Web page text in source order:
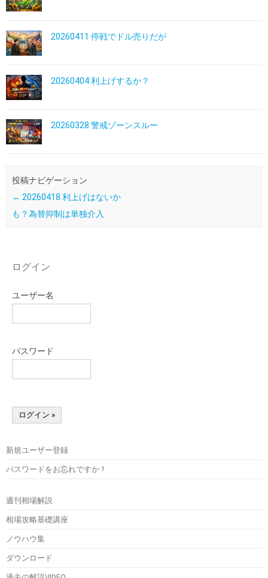
20260411 停戦でドル売りだが
20260404 利上げするか？
20260328 警戒ゾーンスルー
投稿ナビゲーション
← 20260418 利上げはないか
も？為替抑制は単独介入
ログイン
ユーザー名
パスワード
新規ユーザー登録
パスワードをお忘れですか ?
週刊相場解説
相場攻略基礎講座
ノウハウ集
ダウンロード